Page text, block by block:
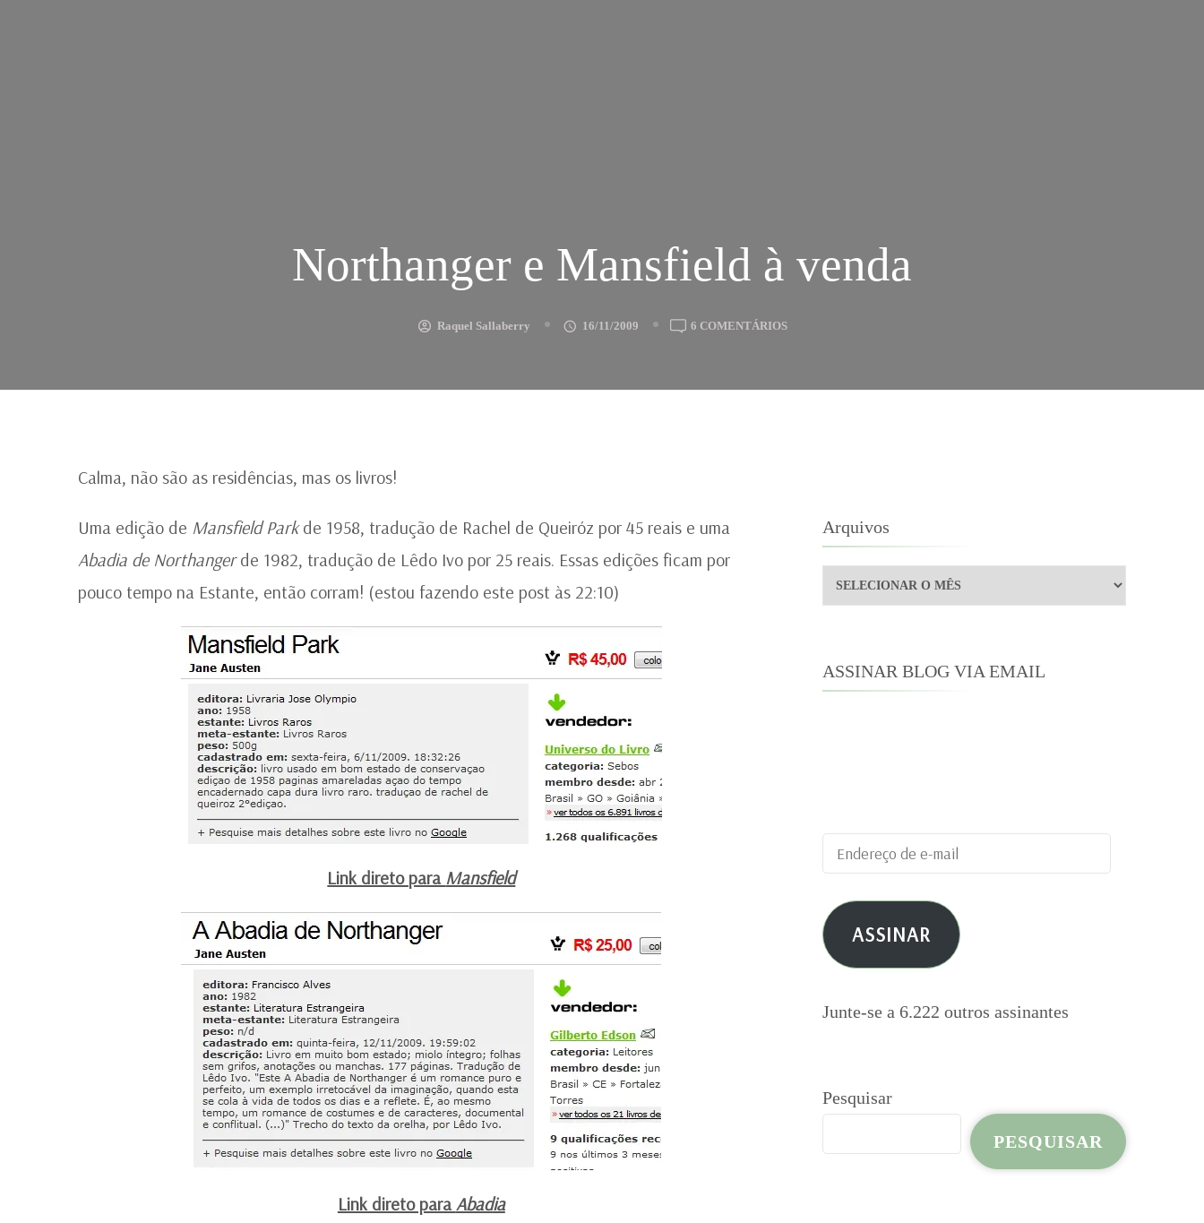
Northanger e Mansfield à venda
Raquel Sallaberry 16/11/2009 6 COMENTÁRIOSEM
MANSFIELD
Calma, não são as residências, mas os livros!
Uma edição de Mansfield Parkde 1958, tradução de Rachel de Queiróz por 45 reais e uma
Abadia de Northangerde 1982, tradução de Lêdo Ivo por 25 reais. Essas edições ficam por
pouco tempo na Estante, então corram! (estou fazendo este post às 22:10)
Link direto para Mansfield
Link direto para Abadia
Arquivos
Arquivos
ASSINAR BLOG VIA EMAIL
Endereço
de
e-
mail ASSINAR
Junte-se a 6.222 outros assinantes
Pesquisar
PESQUISAR